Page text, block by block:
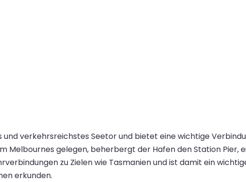
verkehrsreichstes Seetor und bietet eine wichtige
Melbournes gelegen, beherbergt der Hafen den Station Pier,
zu Zielen wie Tasmanien und ist damit ein
erkunden.